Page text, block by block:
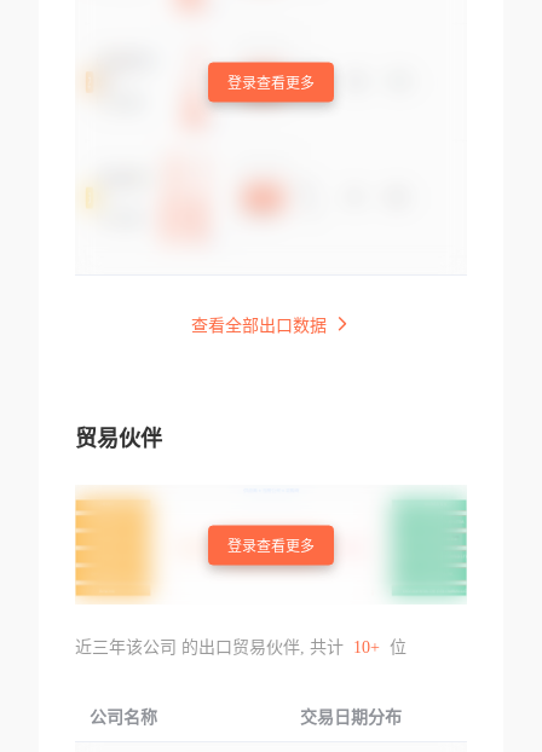
登录查看更多
查看全部出口数据
贸易伙伴
登录查看更多
近三年该公司 的出口贸易伙伴, 共计 10+ 位
公司名称 交易日期分布